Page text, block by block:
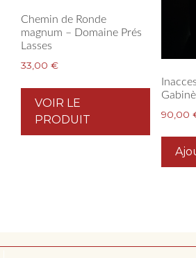
Chemin de Ronde
magnum – Domaine Prés
Lasses
33,00 €
VOIR LE
PRODUIT
90,00